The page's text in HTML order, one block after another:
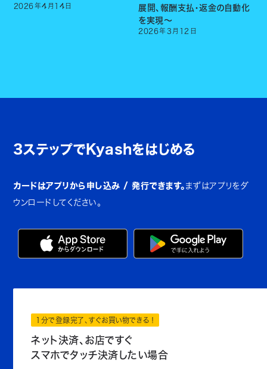
2026年4 月 14 日
展開、報酬支払・返金の自動化
を実現〜
2026年3 月 12 日
3ステップでKyashをはじめる
カードはアプリから申し込み / 発行できます。 まずはアプリをダ
ウンロードしてください。
1分で登録完了、すぐお買い物できる！
ネット決済、お店ですぐ
スマホでタッチ決済したい場合